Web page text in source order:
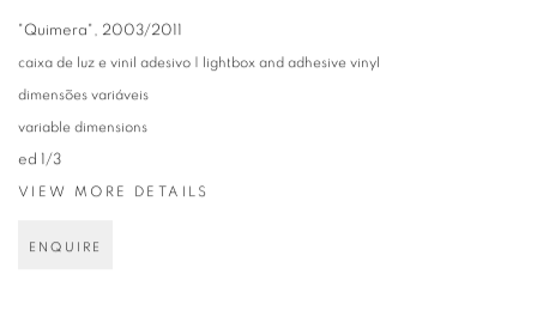
"Quimera" , 2003/2011
caixa de luz e vinil adesivo | lightbox and adhesive vinyl
dimensões variáveis
variable dimensions
ed 1/3
VIEW MORE DETAILS
ENQUIRE